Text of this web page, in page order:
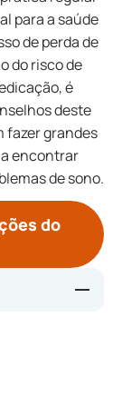
para a saúde
de perda de
do risco de
é
deste
fazer grandes
encontrar
de sono.
do
beter-